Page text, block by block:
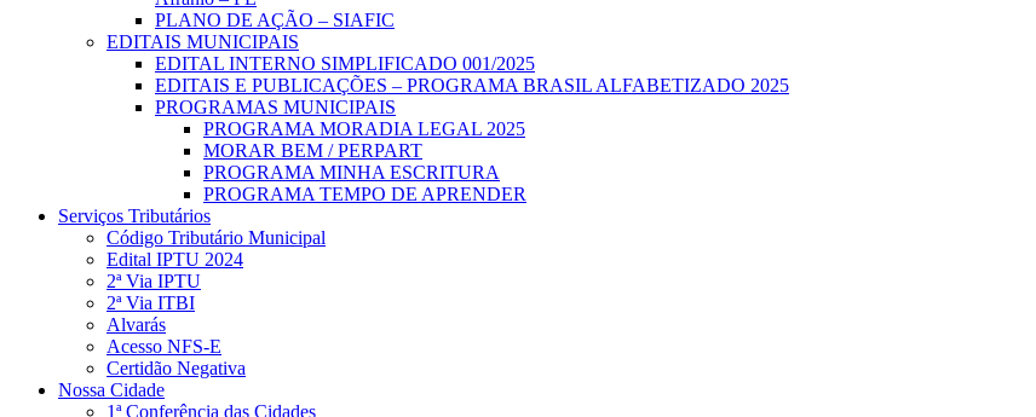
PLANO DE AÇÃO – SIAFIC
EDITAIS MUNICIPAIS
EDITAL INTERNO SIMPLIFICADO 001/2025
EDITAIS E PUBLICAÇÕES – PROGRAMA BRASIL ALFABETIZADO 2025
PROGRAMAS MUNICIPAIS
PROGRAMA MORADIA LEGAL 2025
MORAR BEM / PERPART
PROGRAMA MINHA ESCRITURA
PROGRAMA TEMPO DE APRENDER
Serviços Tributários
Código Tributário Municipal
Edital IPTU 2024
2ª Via IPTU
2ª Via ITBI
Alvarás
Acesso NFS-E
Certidão Negativa
Nossa Cidade
1ª Conferência das Cidades